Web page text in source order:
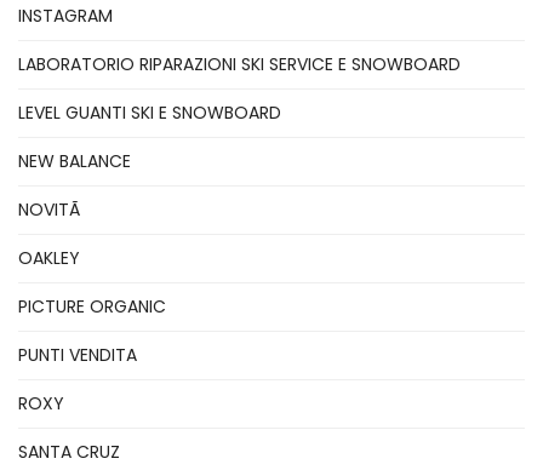
INSTAGRAM
LABORATORIO RIPARAZIONI SKI SERVICE E SNOWBOARD
LEVEL GUANTI SKI E SNOWBOARD
NEW BALANCE
NOVITÃ
OAKLEY
PICTURE ORGANIC
PUNTI VENDITA
ROXY
SANTA CRUZ